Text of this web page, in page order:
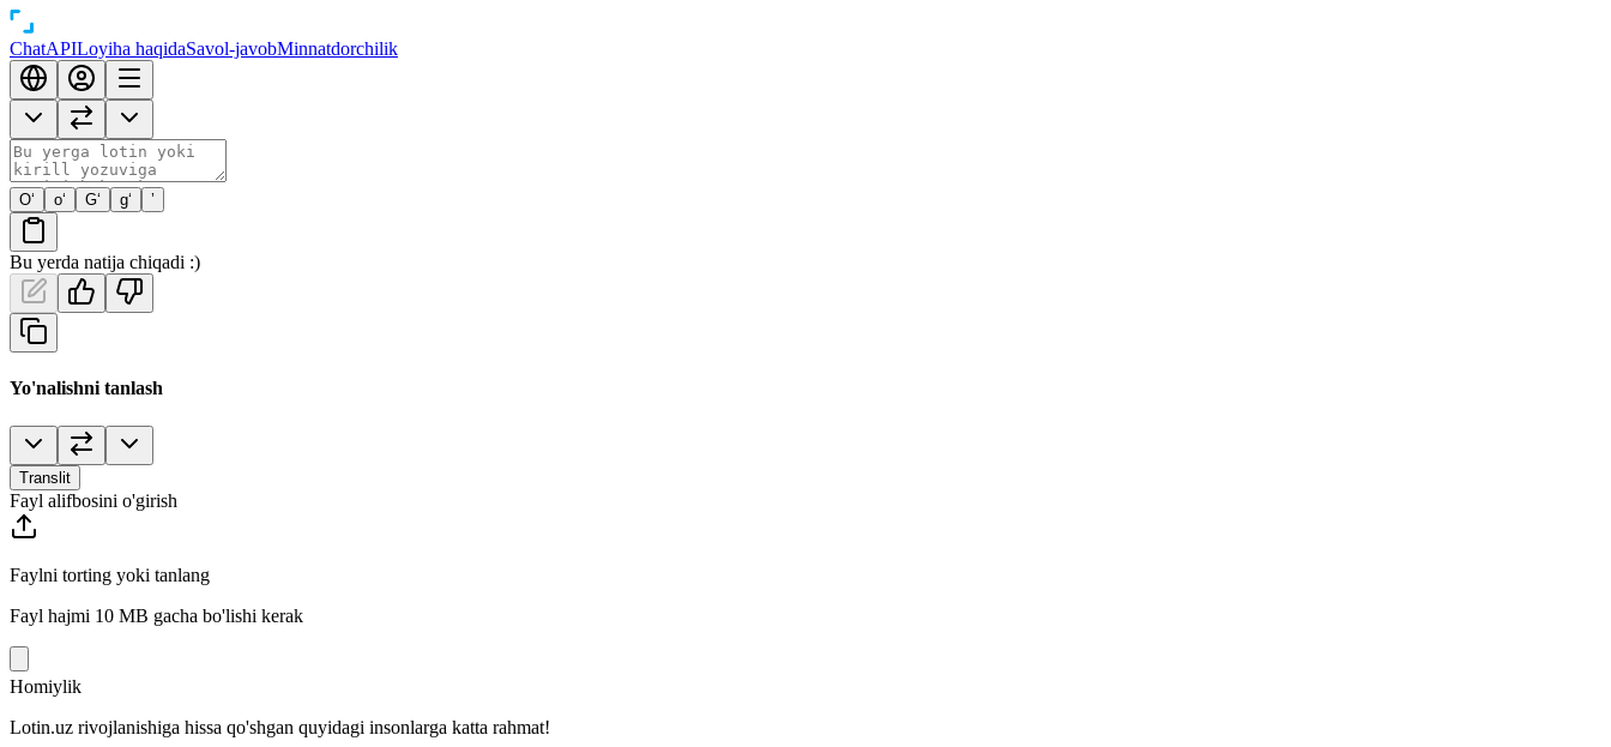
ChatAPILoyiha haqidaSavol-javobMinnatdorchilik
O‘ o‘ G‘ g‘ ’
Bu yerda natija chiqadi :)
Yo'nalishni tanlash
Translit
Fayl alifbosini o'girish
Faylni torting yoki tanlang
Fayl hajmi 10 MB gacha bo'lishi kerak
Homiylik
Lotin.uz rivojlanishiga hissa qo'shgan quyidagi insonlarga katta rahmat!